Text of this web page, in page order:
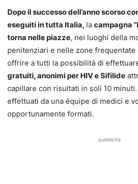
Dopo il successo dell’anno scorso
eseguiti in tutta Italia, la campagna
torna nelle piazze, nei luoghi della
penitenziari e nelle zone
offrire a tutti la possibilità di
gratuiti, anonimiper HIV e Sifilide
capillare con risultati in soli 10
effettuati da una équipe di medici e
opportunamente formati.
pubblicità